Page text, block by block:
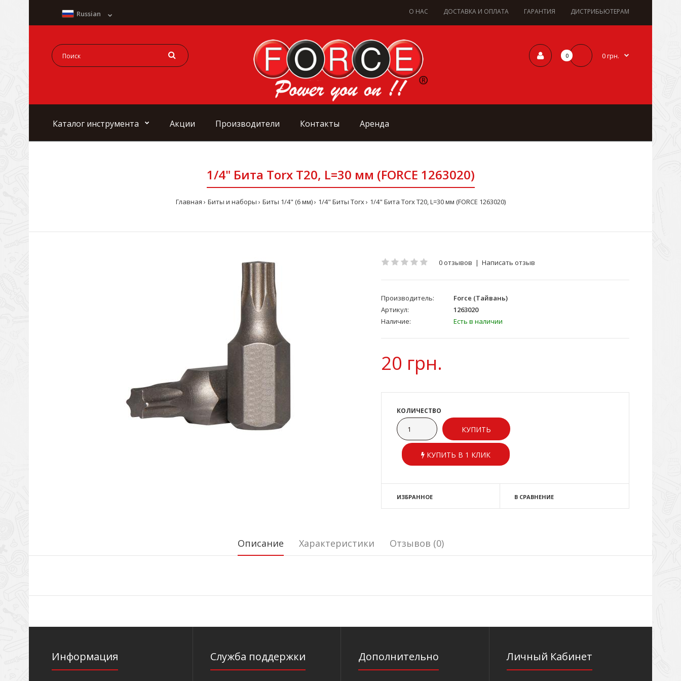
О НАС ДОСТАВКА И ОПЛАТА ГАРАНТИЯ ДИСТРИБЬЮТЕРАМ
Russian
0 0 грн.
Каталог инструмента Акции Производители Контакты Аренда
1/4" Бита Torx Т20, L=30 мм (FORCE 1263020)
Главная Биты и наборы Биты 1/4" (6 мм) 1/4" Биты Torx 1/4" Бита Torx Т20, L=30 мм (FORCE 1263020)
0 отзывов | Написать отзыв
Производитель:
Force (Тайвань)
Артикул:
1263020
Наличие:
Есть в наличии
20 грн.
КОЛИЧЕСТВО
КУПИТЬ В 1 КЛИК
ИЗБРАННОЕ В СРАВНЕНИЕ
Описание Характеристики Отзывов (0)
Информация Служба поддержки Дополнительно Личный Кабинет